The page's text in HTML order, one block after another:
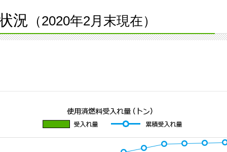
況 （2020年2月末現在）